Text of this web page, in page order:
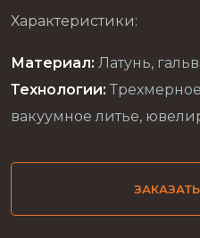
Характеристики:
Материал: Латунь,
Технологии:
вакуумное литье,